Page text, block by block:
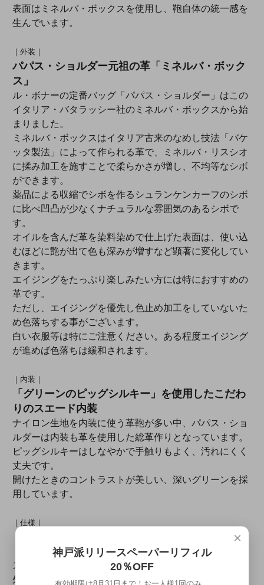
表面はミネルバ・ボックスを使用し、鞄自体の統一感を
生んでいます。
｜外装｜
パパス・ショルダー元祖の革「ミネルバ・ボック
ス」
ル・ボナーの定番バッグ「パパス・ショルダー」はこの
イタリア・バタラッシー社のミネルバ・ボックスから始
まりました。
ミネルバ・ボックスはイタリア古来のなめし技法「バケ
ッタ製法」によって作られる革で、ミネルバ・リスシオ
に揉み加工を施すことで柔らかさが増し、不均等なシボ
ができます。
薬品による収縮でシボを作るシュランケンカーフのシボ
に比べ凹凸が少なくナチュラルな雰囲気のあるシボで
す。
オイルを含んだ革を染料染めで仕上げた表面は、使い込
むほどに艶が出て色も深みが増すなど顕著に変化してい
きます。
エイジングをたっぷり楽しみたい方には特におすすめの
革です。
ただし、エイジングを優先し色止め加工をしていないた
め色落ちする事がございます。
白い衣服等は特にご注意ください。ある程度エイジング
が進めば色落ちは緩和されます。
｜内装｜
「グリーンのピッグシルキー」を使用したこだわ
りのスエード内装
ナイロン生地を内装に使う革鞄が多い中、パパス・ショ
ルダーは内装も革を使用した総革作りとなっています。
ピッグシルキーはしなやかで手触りもよく、汚れにくく
丈夫です。
開けたときのコントラストが美しい、深いグリーンを採
用しています。
｜仕様｜
収納部：フラップ付ポケット1室、ポケット2室、ファ
スナーポケット1室
外装素材：ミネルバ・ボックス（イタリア・バタラッシ
×
神戸派リリースペーパーリフィル
20％OFF
有効期限は8月31日まで！お一人様1回のみ。